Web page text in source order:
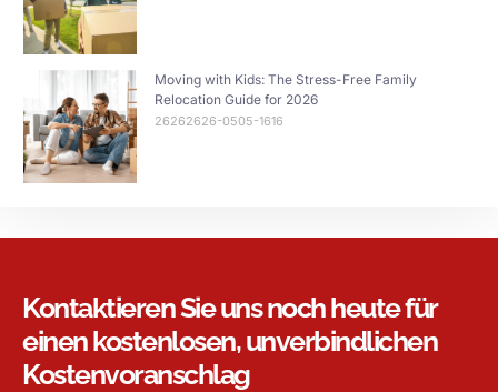
Moving with Kids: The Stress-Free Family
Relocation Guide for 2026
26262626-0505-1616
Kontaktieren Sie uns noch heute für
einen kostenlosen, unverbindlichen
Kostenvoranschlag